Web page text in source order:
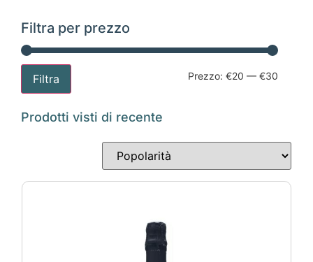
Filtra per prezzo
Filtra Prezzo: €20 — €30
Prodotti visti di recente